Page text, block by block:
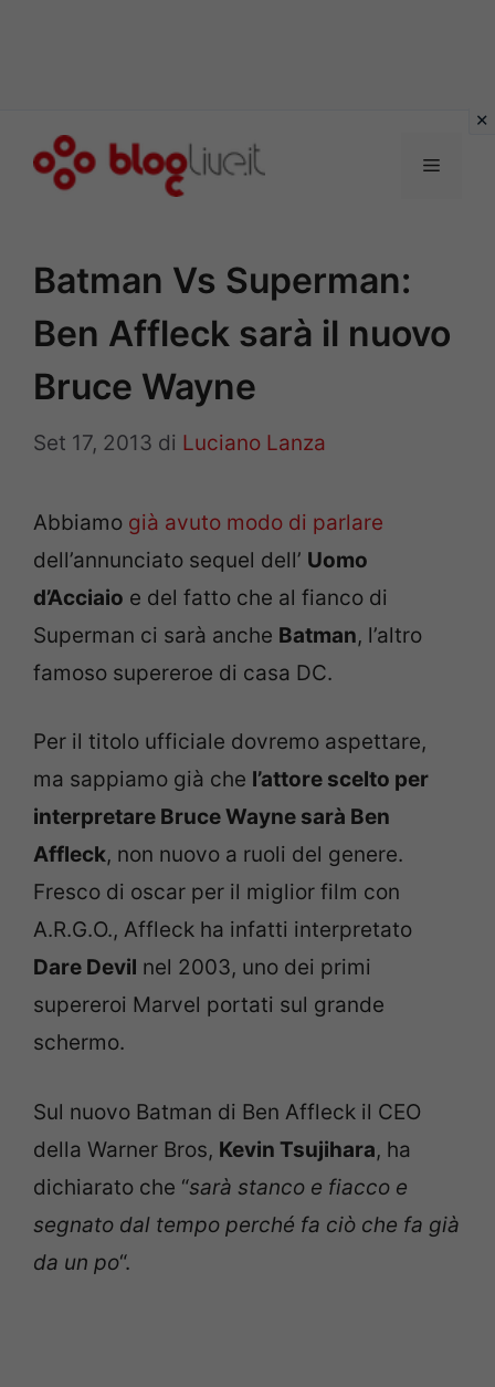
Menu
Batman Vs Superman:
Ben Affleck sarà il nuovo
Bruce Wayne
Set 17, 2013 di Luciano Lanza
Abbiamo già avuto modo di parlare
dell’annunciato sequel dell’ Uomo
d’Acciaio e del fatto che al fianco di
Superman ci sarà anche Batman, l’altro
famoso supereroe di casa DC.
Per il titolo ufficiale dovremo aspettare,
ma sappiamo già che l’attore scelto per
interpretare Bruce Wayne sarà Ben
Affleck, non nuovo a ruoli del genere.
Fresco di oscar per il miglior film con
A.R.G.O., Affleck ha infatti interpretato
Dare Devil nel 2003, uno dei primi
supereroi Marvel portati sul grande
schermo.
Sul nuovo Batman di Ben Affleck il CEO
della Warner Bros, Kevin Tsujihara, ha
dichiarato che “sarà stanco e fiacco e
segnato dal tempo perché fa ciò che fa già
da un po“.